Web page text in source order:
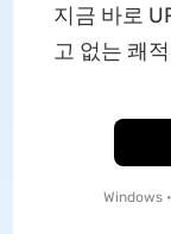
지금 바로
고 없는 쾌
Windows